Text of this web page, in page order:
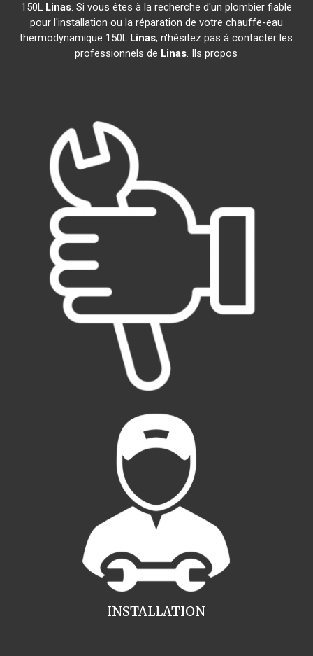
150L Linas. Si vous êtes à la recherche d'un plombier fiable
pour l'installation ou la réparation de votre chauffe-eau
thermodynamique 150L Linas, n'hésitez pas à contacter les
professionnels de Linas. Ils propos
INSTALLATION